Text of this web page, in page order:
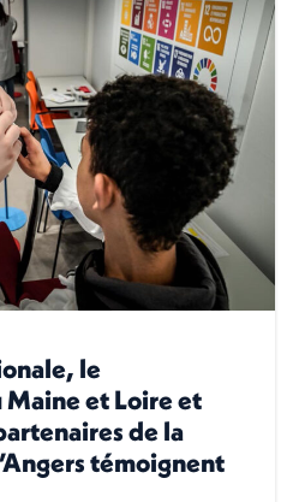
le
et Loire et
de la
témoignent